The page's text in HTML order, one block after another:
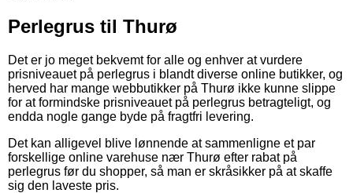
Perlegrus til Thurø
Det er jo meget bekvemt for alle og enhver at vurdere
prisniveauet på perlegrus i blandt diverse online butikker, og
herved har mange webbutikker på Thurø ikke kunne slippe
for at formindske prisniveauet på perlegrus betragteligt, og
endda nogle gange byde på fragtfri levering.
Det kan alligevel blive lønnende at sammenligne et par
forskellige online varehuse nær Thurø efter rabat på
perlegrus før du shopper, så man er skråsikker på at skaffe
sig den laveste pris.